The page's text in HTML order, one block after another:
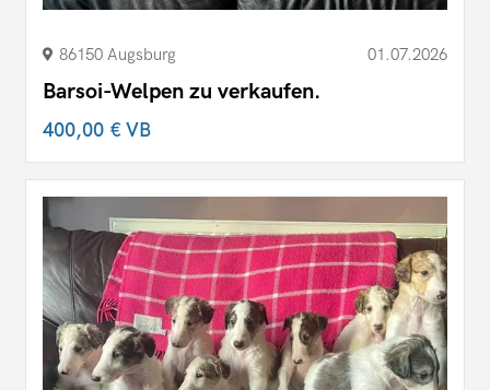
86150 Augsburg 01.07.2026
Barsoi-Welpen zu verkaufen.
400,00 €VB